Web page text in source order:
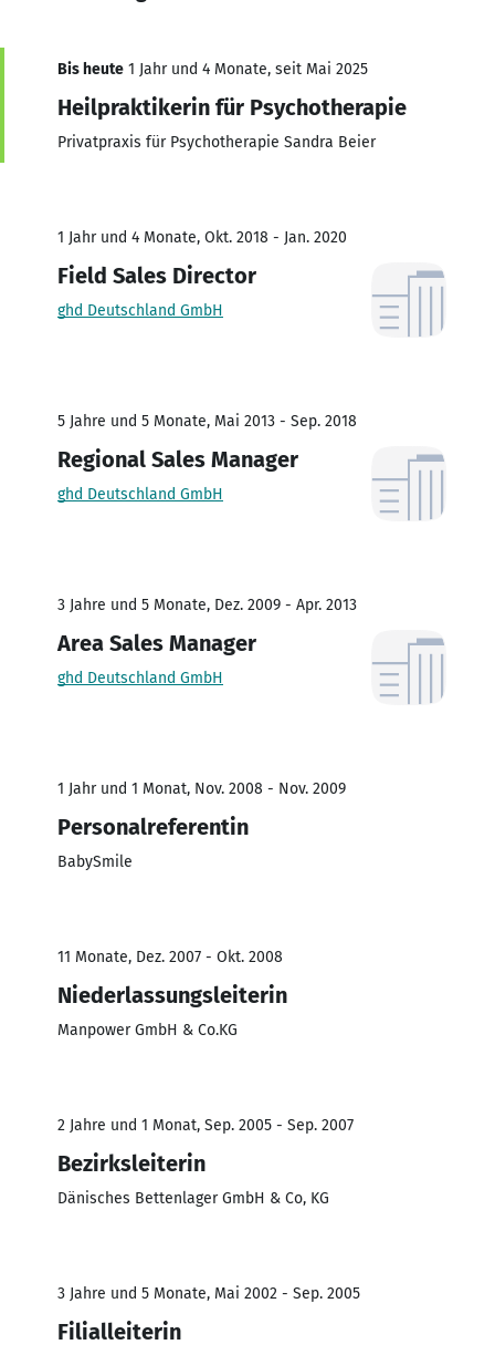
Bis heute 1 Jahr und 4 Monate, seit Mai 2025
Heilpraktikerin für Psychotherapie
Privatpraxis für Psychotherapie Sandra Beier
1 Jahr und 4 Monate, Okt. 2018 - Jan. 2020
Field Sales Director
ghd Deutschland GmbH
5 Jahre und 5 Monate, Mai 2013 - Sep. 2018
Regional Sales Manager
ghd Deutschland GmbH
3 Jahre und 5 Monate, Dez. 2009 - Apr. 2013
Area Sales Manager
ghd Deutschland GmbH
1 Jahr und 1 Monat, Nov. 2008 - Nov. 2009
Personalreferentin
BabySmile
11 Monate, Dez. 2007 - Okt. 2008
Niederlassungsleiterin
Manpower GmbH & Co.KG
2 Jahre und 1 Monat, Sep. 2005 - Sep. 2007
Bezirksleiterin
Dänisches Bettenlager GmbH & Co, KG
3 Jahre und 5 Monate, Mai 2002 - Sep. 2005
Filialleiterin